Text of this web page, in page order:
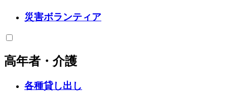
災害ボランティア
高年者・介護
各種貸し出し